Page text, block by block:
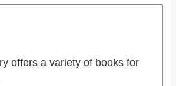
offers a variety of books for